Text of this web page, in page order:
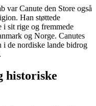
var Canute den Store også
Han støttede
i sit rige og fremmede
og Norge. Canutes
i de nordiske lande bidrog
historiske